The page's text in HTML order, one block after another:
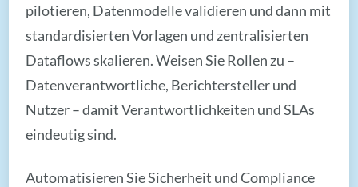
pilotieren, Datenmodelle validieren und dann mit
standardisierten Vorlagen und zentralisierten
Dataflows skalieren. Weisen Sie Rollen zu –
Datenverantwortliche, Berichtersteller und
Nutzer – damit Verantwortlichkeiten und SLAs
eindeutig sind.
Automatisieren Sie Sicherheit und Compliance